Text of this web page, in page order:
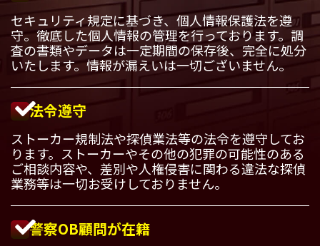
セキュリティ規定に基づき、個人情報保護法を遵
守。徹底した個人情報の管理を行っております。調
査の書類やデータは一定期間の保存後、完全に処分
いたします。情報が漏えいは一切ございません。
法令遵守
ストーカー規制法や探偵業法等の法令を遵守してお
ります。ストーカーやその他の犯罪の可能性のある
ご相談内容や、差別や人権侵害に関わる違法な探偵
業務等は一切お受けしておりません。
警察OB顧問が在籍